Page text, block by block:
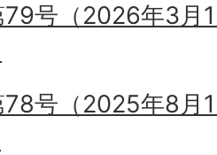
号（2026年3月
号（2025年8月